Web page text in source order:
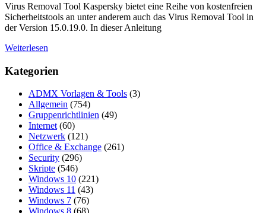
Virus Removal Tool Kaspersky bietet eine Reihe von kostenfreien
Sicherheitstools an unter anderem auch das Virus Removal Tool in
der Version 15.0.19.0. In dieser Anleitung
Weiterlesen
Kategorien
ADMX Vorlagen & Tools (3)
Allgemein (754)
Gruppenrichtlinien (49)
Internet (60)
Netzwerk (121)
Office & Exchange (261)
Security (296)
Skripte (546)
Windows 10 (221)
Windows 11 (43)
Windows 7 (76)